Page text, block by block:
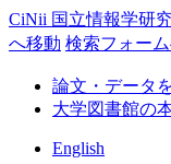
CiNii 国立情報学研
へ移動 検索フォー
論文・データ
大学図書館の
English